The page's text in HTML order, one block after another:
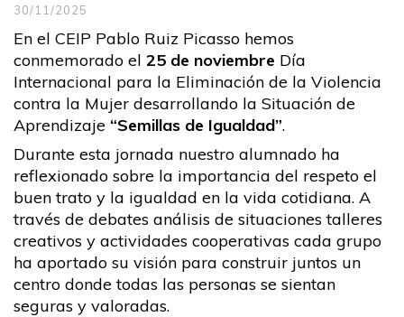
30/11/2025
En el CEIP Pablo Ruiz Picasso hemos
conmemorado el 25 de noviembre Día
Internacional para la Eliminación de la Violencia
contra la Mujer desarrollando la Situación de
Aprendizaje “Semillas de Igualdad”.
Durante esta jornada nuestro alumnado ha
reflexionado sobre la importancia del respeto el
buen trato y la igualdad en la vida cotidiana. A
través de debates análisis de situaciones talleres
creativos y actividades cooperativas cada grupo
ha aportado su visión para construir juntos un
centro donde todas las personas se sientan
seguras y valoradas.